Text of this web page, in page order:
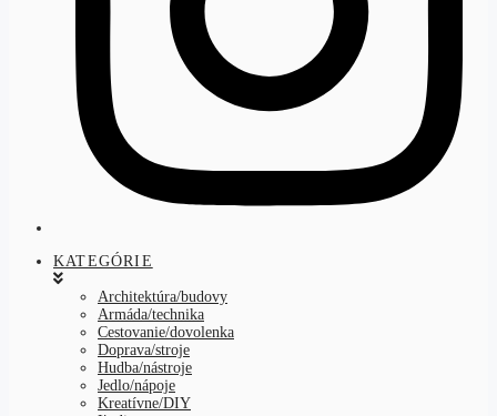
KATEGÓRIE
Architektúra/budovy
Armáda/technika
Cestovanie/dovolenka
Doprava/stroje
Hudba/nástroje
Jedlo/nápoje
Kreatívne/DIY